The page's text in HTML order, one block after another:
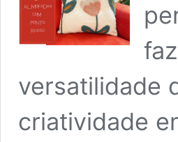
versatilidade
criatividade